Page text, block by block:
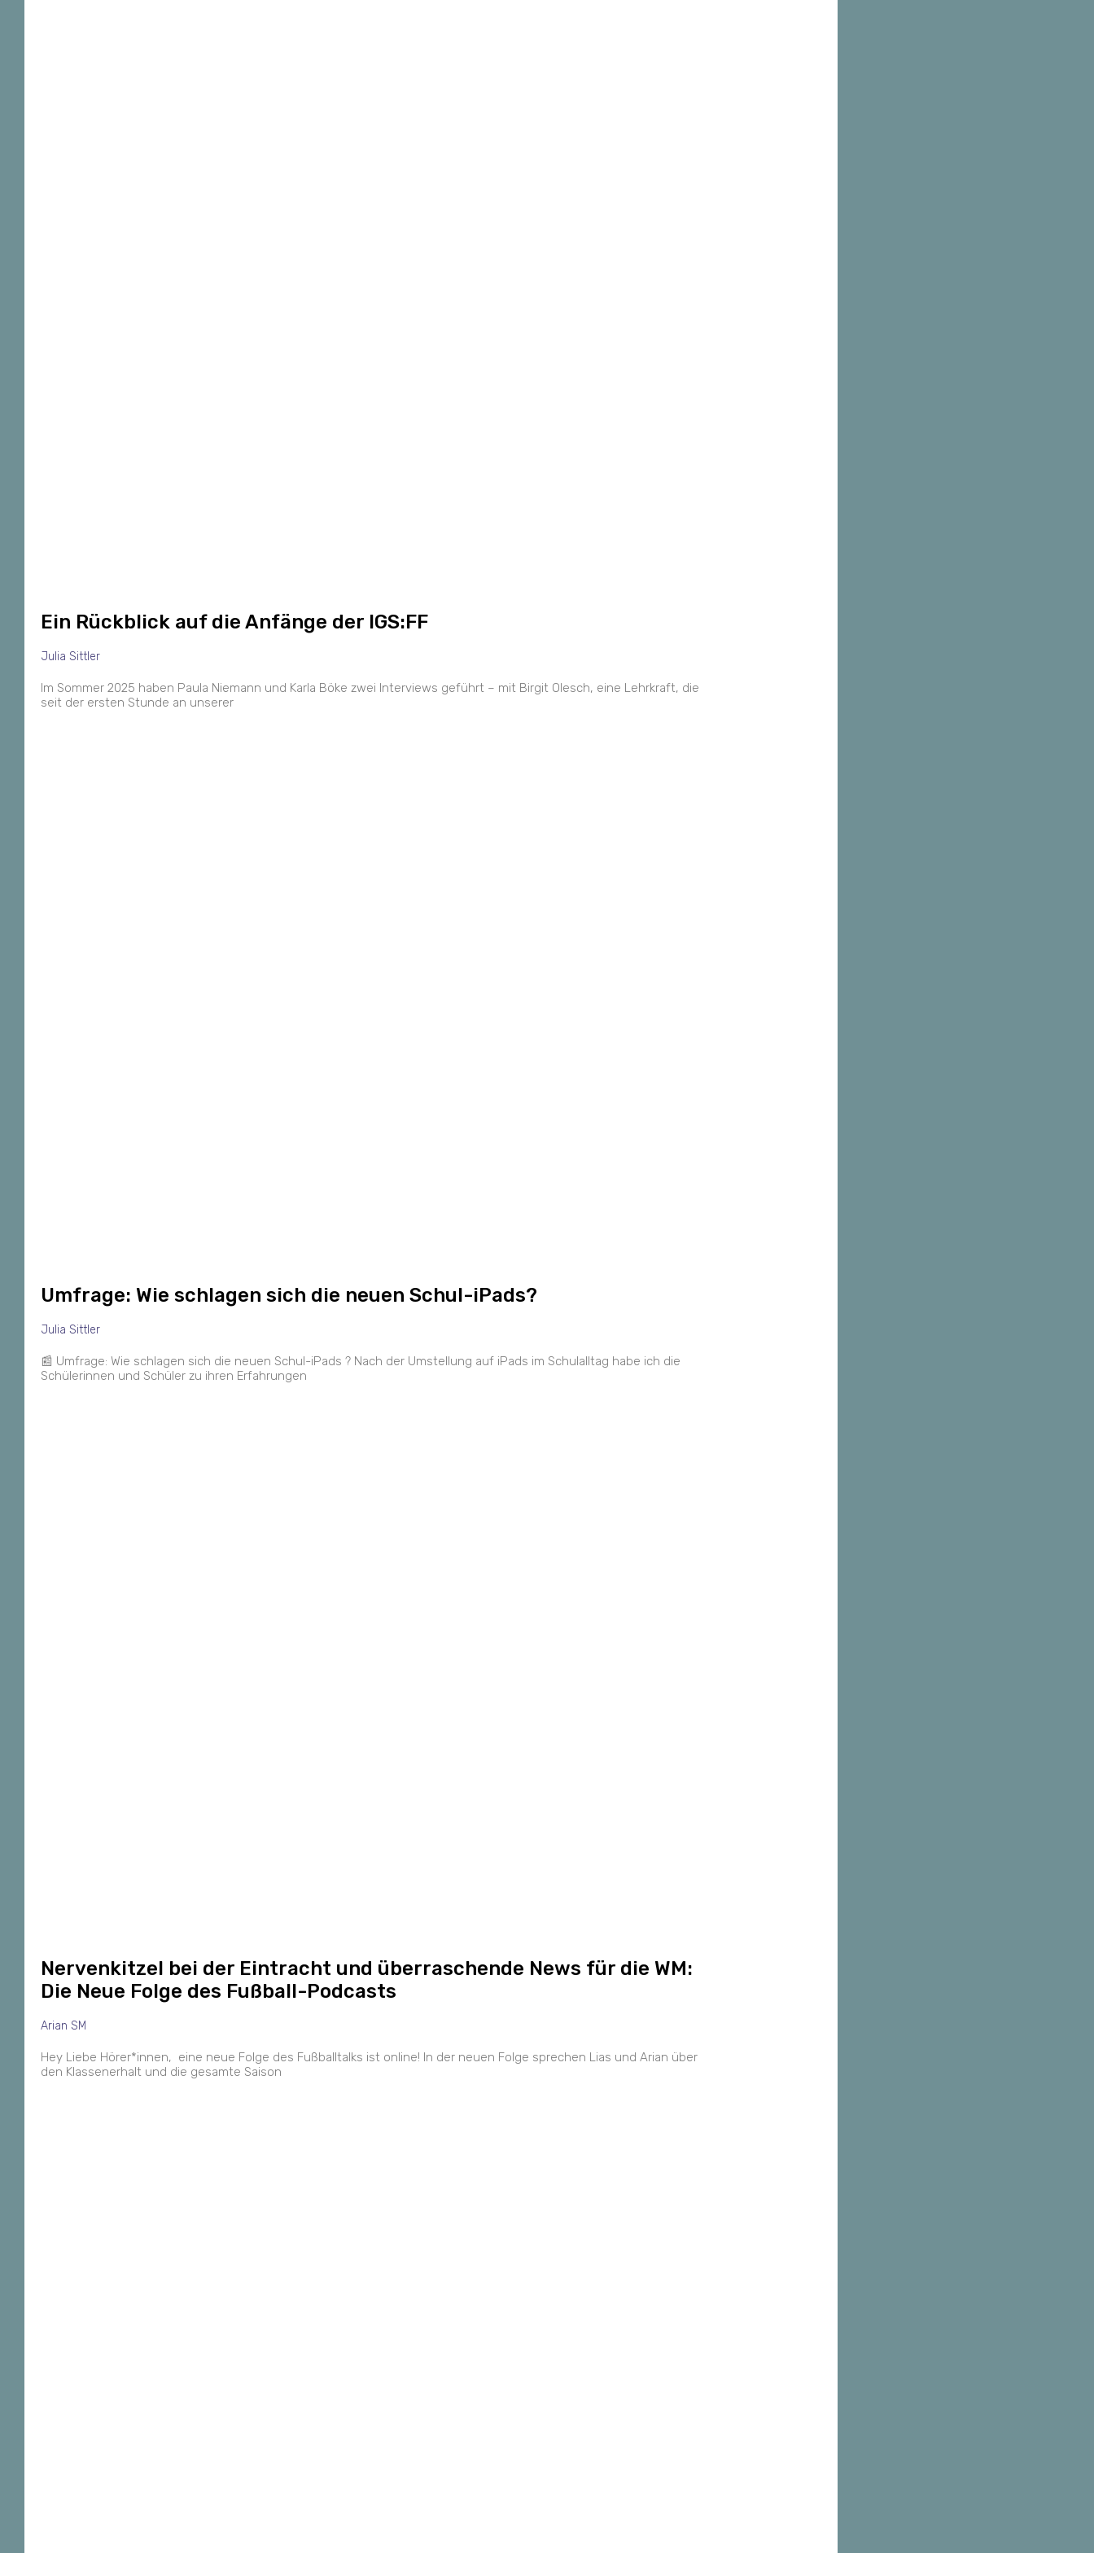
Ein Rückblick auf die Anfänge der IGS:FF
Julia Sittler
Im Sommer 2025 haben Paula Niemann und Karla Böke zwei Interviews geführt – mit Birgit Olesch, eine Lehrkraft, die
seit der ersten Stunde an unserer
Umfrage: Wie schlagen sich die neuen Schul-iPads?
Julia Sittler
📰 Umfrage: Wie schlagen sich die neuen Schul-iPads ? Nach der Umstellung auf iPads im Schulalltag habe ich die
Schülerinnen und Schüler zu ihren Erfahrungen
Nervenkitzel bei der Eintracht und überraschende News für die WM:
Die Neue Folge des Fußball-Podcasts
Arian SM
Hey Liebe Hörer*innen, eine neue Folge des Fußballtalks ist online! In der neuen Folge sprechen Lias und Arian über
den Klassenerhalt und die gesamte Saison